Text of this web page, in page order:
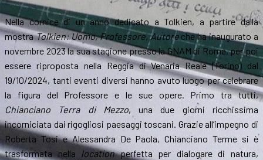
Nella cornice di un anno dedicato a Tolkien, a partire dalla
mostraTolkien: Uomo, Professore, Autoreche ha inaugurato a
novembre 2023 la sua stagione presso la GNAM di Roma, per poi
essere riproposta nella Reggia di Venaria Reale (Torino) dal
19/10/2024, tanti eventi diversi hanno avuto luogo per celebrare
la figura del Professore e le sue opere. Primo tra tutti,
Chianciano Terra di Mezzo, una due giorni ricchissima
incorniciata dai rigogliosi paesaggi toscani. Grazie all’impegno di
Roberta Tosi e Alessandra De Paola, Chianciano Terme si è
trasformata nella locationperfetta per dialogare di natura,